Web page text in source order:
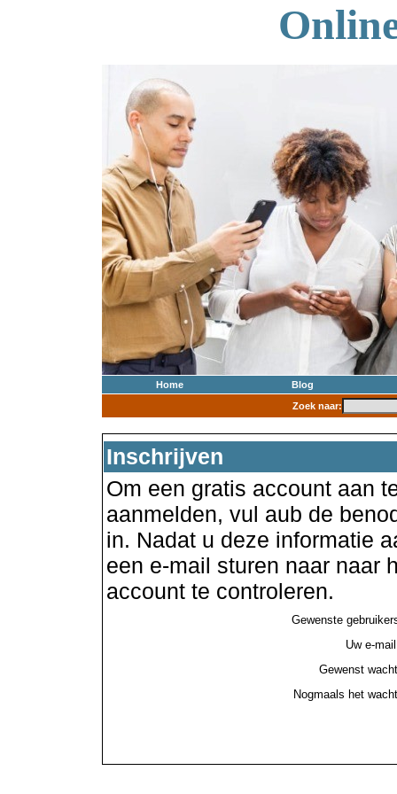
Home
Blog
Zoek naar:
Inschrijven
Om een gratis account aan
aanmelden, vul aub de
in. Nadat u deze informatie
een e-mail sturen naar naar
account te controleren.
Gewenste
Uw e-
Gewenst
Nogmaals het